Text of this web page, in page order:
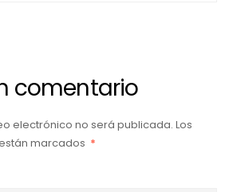
comentario
electrónico no será publicada. Los
marcados *